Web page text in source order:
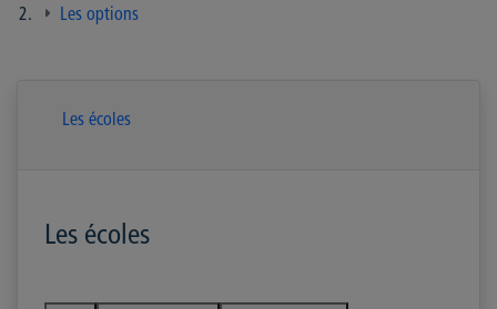
Les options
Les écoles
Les écoles